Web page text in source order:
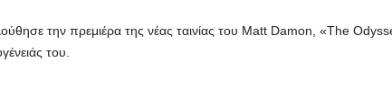
την πρεμιέρα της νέας ταινίας του Matt Damon, «The
του.